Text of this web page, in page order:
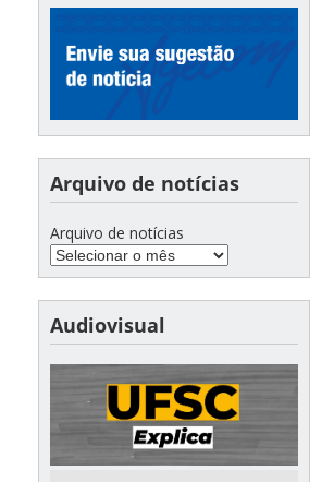
Arquivo de notícias
Arquivo de notícias
Audiovisual